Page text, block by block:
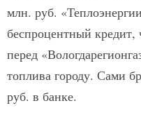
млн. руб.
беспроцентный кредит,
перед
топлива городу. Сами
руб. в банке.